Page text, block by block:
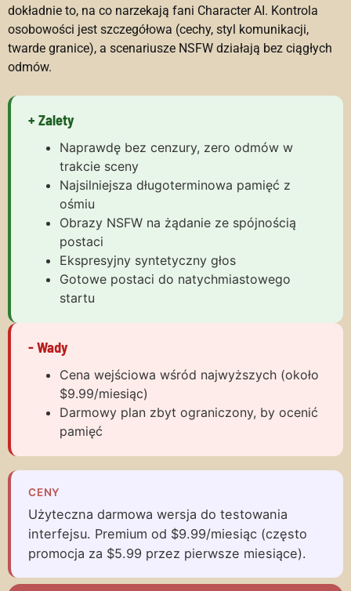
dokładnie to, na co narzekają fani Character AI. Kontrola
osobowości jest szczegółowa (cechy, styl komunikacji,
twarde granice), a scenariusze NSFW działają bez ciągłych
odmów.
+ Zalety
Naprawdę bez cenzury, zero odmów w
trakcie sceny
Najsilniejsza długoterminowa pamięć z
ośmiu
Obrazy NSFW na żądanie ze spójnością
postaci
Ekspresyjny syntetyczny głos
Gotowe postaci do natychmiastowego
startu
- Wady
Cena wejściowa wśród najwyższych (około
$9.99/miesiąc)
Darmowy plan zbyt ograniczony, by ocenić
pamięć
CENY
Użyteczna darmowa wersja do testowania
interfejsu. Premium od $9.99/miesiąc (często
promocja za $5.99 przez pierwsze miesiące).